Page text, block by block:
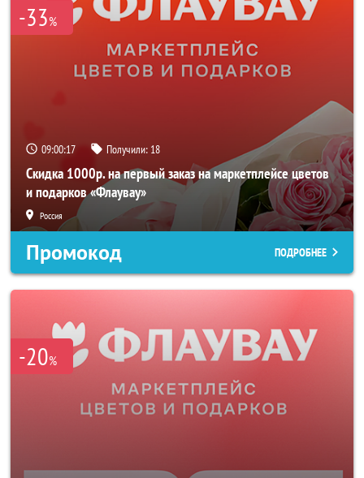
-33%
09:00:16 Получили: 18
Скидка 1000р. на первый заказ на маркетплейсе цветов
и подарков «Флаувау»
Россия
Промокод ПОДРОБНЕЕ
-20%